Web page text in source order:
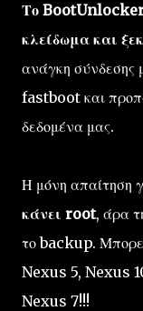
Το BootUnlocker
κλείδωμα και
ανάγκη σύνδεσης
fastboot και
δεδομένα μας.
Η μόνη απαίτηση
κάνει root, άρα
το backup.
Nexus 5, Nexus
Nexus 7!!!